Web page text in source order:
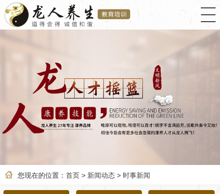
 您现在的位置： 首页 > 新闻动态 > 时事新闻